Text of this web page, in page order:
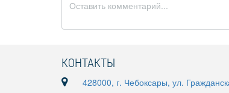
КОНТАКТЫ
428000, г. Чебоксары, ул.